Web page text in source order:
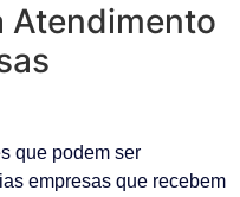
Atendimento
que podem ser
empresas que recebem